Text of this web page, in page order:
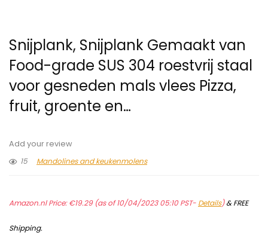
Snijplank, Snijplank Gemaakt van
Food-grade SUS 304 roestvrij staal
voor gesneden mals vlees Pizza,
fruit, groente en…
Add your review
15
Mandolines and keukenmolens
Amazon.nl Price:€19.29(as of 10/04/2023 05:10 PST- Details)&FREE
Shipping.